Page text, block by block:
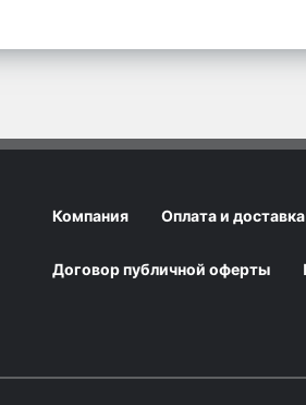
Компания Оплата и доставка
Договор публичной оферты